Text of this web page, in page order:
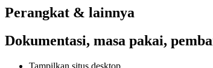
Perangkat & lainnya
Dokumentasi, masa pakai,
Tampilkan situs desktop